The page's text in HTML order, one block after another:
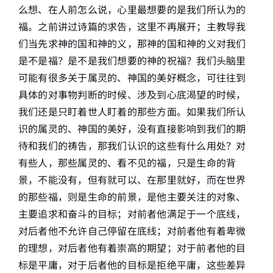
么想、在人前怎么说，心里最想要的是我们所认为的
福。之前讲过诗篇的求告，这里不再展开；主教导我
们当先求神的国和神的义，那神的国和神的义对我们
是不是福？是不是我们想要的神的祝福？我们头脑里
可能有很多关于属灵的、神国的美好概念，可往往到
具体的对事物判断的时候、涉及到心底渴望的时候，
我们还是只盯着世人盯着的那些方面。如果我们所认
识的属灵的、神国的美好，没有直接影响到我们的期
待和我们的祷告，那我们认识的这些有什么用处？对
有些人，那些属灵的、看不见的福，只是生命的背
景，不能没有，但有就可以、在那里就好，而在世界
的那些福，则是生命的前景，是他主要关注的对象、
主要追求和奋斗的目标；对前者他满足于一个底线，
对后者他不允许自己停留在底线；对前者他有着卑微
的理想，对后者他有着崇高的期望；对于前者他的目
标是平庸，对于后者他的目标是拒绝平庸，这些差异